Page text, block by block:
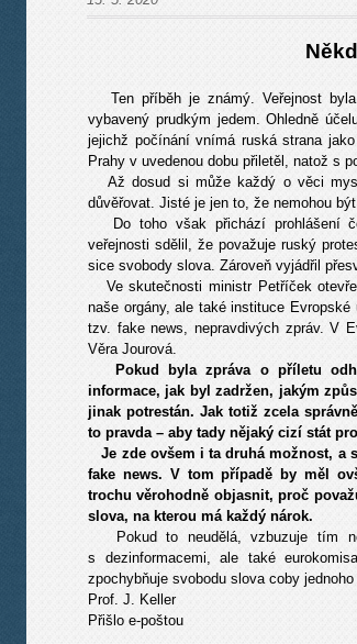
Ten příběh je známý. Veřejnost
vybavený prudkým jedem. Ohledně
jejichž počínání vnímá ruská strana
Prahy v uvedenou dobu přiletěl, natož s
Až dosud si může každý o věci
důvěřovat. Jisté je jen to, že nemohou
Do toho však přichází prohlášení
veřejnosti sdělil, že považuje ruský
sice svobody slova. Zároveň vyjádřil
Ve skutečnosti ministr Petříček
naše orgány, ale také instituce
tzv. fake news, nepravdivých zpráv. V
Věra Jourová.
Pokud byla zpráva o příletu
informace, jak byl zadržen, jakým
jinak potrestán. Jak totiž zcela
to pravda – aby tady nějaký cizí stát
Je zde ovšem i ta druhá možnost, a
fake news. V tom případě by měl
trochu věrohodně objasnit, proč
slova, na kterou má každý nárok.
Pokud to neudělá, vzbuzuje tím
s dezinformacemi, ale také
zpochybňuje svobodu slova coby
Prof. J. Keller
Přišlo e-poštou